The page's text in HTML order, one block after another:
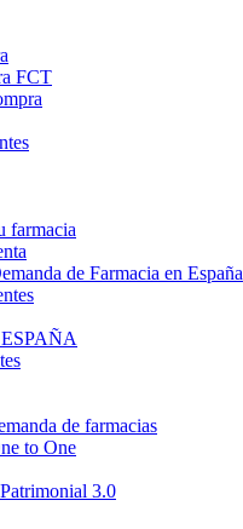
FCT
farmacia
de Farmacia en España
de farmacias
to One
3.0